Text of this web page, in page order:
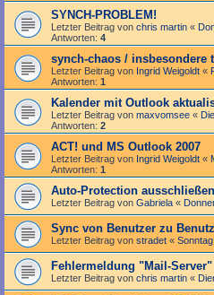
SYNCH-PROBLEM!
Letzter Beitrag von chris martin «
Antworten: 4
synch-chaos / insbesondere
Letzter Beitrag von Ingrid Weigoldt «
Antworten: 1
Kalender mit Outlook
Letzter Beitrag von maxvomsee «
Antworten: 2
ACT! und MS Outlook 2007
Letzter Beitrag von Ingrid Weigoldt «
Antworten: 1
Auto-Protection
Letzter Beitrag von Gabriela «
Sync von Benutzer zu
Letzter Beitrag von stradet «
Fehlermeldung "Mail-Server"
Letzter Beitrag von chris martin «